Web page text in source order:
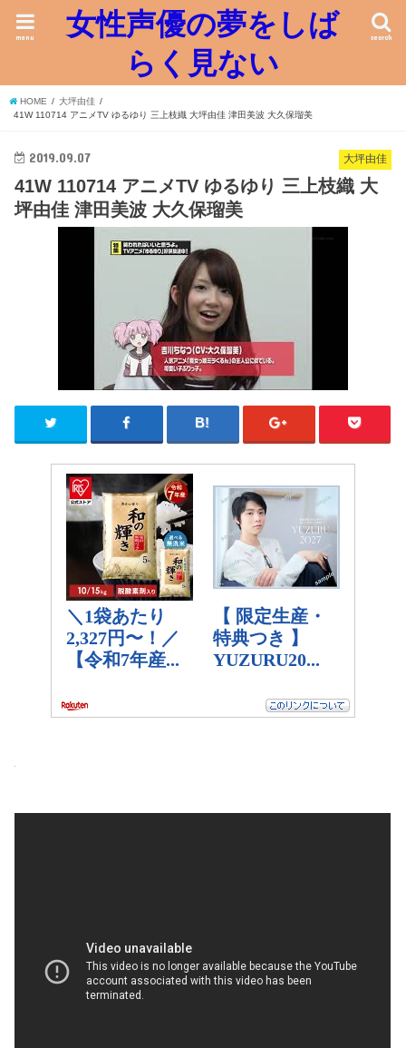
女性声優の夢をしば
らく見ない
search
menu
HOME
大坪由佳
41W 110714 アニメTV ゆるゆり 三上枝織 大坪由佳 津田美波 大久保瑠美
大坪由佳
2019.09.07
41W 110714 アニメTV ゆるゆり 三上枝織 大
坪由佳 津田美波 大久保瑠美